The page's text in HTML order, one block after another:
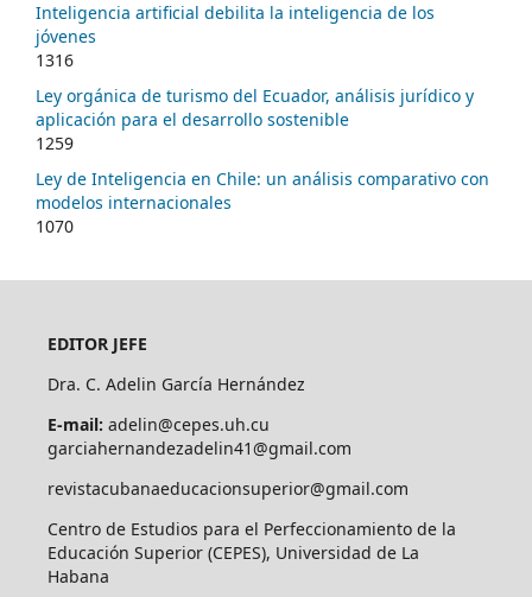
Inteligencia artificial debilita la inteligencia de los
jóvenes
1316
Ley orgánica de turismo del Ecuador, análisis jurídico y
aplicación para el desarrollo sostenible
1259
Ley de Inteligencia en Chile: un análisis comparativo con
modelos internacionales
1070
EDITOR JEFE
Dra. C. Adelin García Hernández
E-mail: adelin@cepes.uh.cu
garciahernandezadelin41@gmail.com
revistacubanaeducacionsuperior@gmail.com
Centro de Estudios para el Perfeccionamiento de la
Educación Superior (CEPES), Universidad de La
Habana